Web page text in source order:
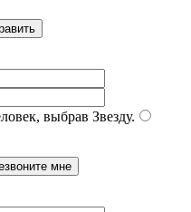
выбрав Звезду.